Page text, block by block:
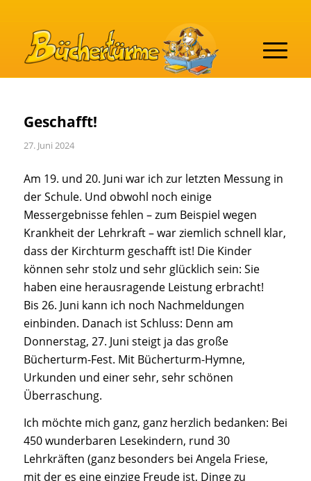
Geschafft!
27. Juni 2024
Am 19. und 20. Juni war ich zur letzten Messung in
der Schule. Und obwohl noch einige
Messergebnisse fehlen – zum Beispiel wegen
Krankheit der Lehrkraft – war ziemlich schnell klar,
dass der Kirchturm geschafft ist! Die Kinder
können sehr stolz und sehr glücklich sein: Sie
haben eine herausragende Leistung erbracht!
Bis 26. Juni kann ich noch Nachmeldungen
einbinden. Danach ist Schluss: Denn am
Donnerstag, 27. Juni steigt ja das große
Bücherturm-Fest. Mit Bücherturm-Hymne,
Urkunden und einer sehr, sehr schönen
Überraschung.
Ich möchte mich ganz, ganz herzlich bedanken: Bei
450 wunderbaren Lesekindern, rund 30
Lehrkräften (ganz besonders bei Angela Friese,
mit der es eine einzige Freude ist, Dinge zu